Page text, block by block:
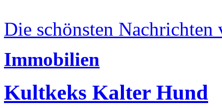
Die schönsten Nachrichten
Immobilien
Kultkeks Kalter Hund